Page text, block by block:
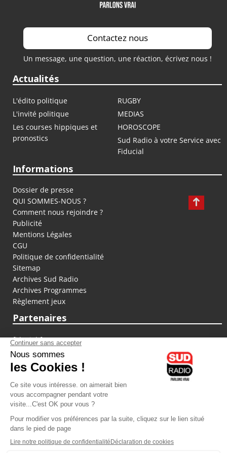
Contactez nous
Un message, une question, une réaction, écrivez nous !
Actualités
L'édito politique
RUGBY
L'invité politique
MEDIAS
Les courses hippiques et
pronostics
HOROSCOPE
Sud Radio à votre Service avec
Fiducial
Informations
Dossier de presse
QUI SOMMES-NOUS ?
Comment nous rejoindre ?
Publicité
Mentions Légales
CGU
Politique de confidentialité
Sitemap
Archives Sud Radio
Archives Programmes
Règlement jeux
Partenaires
fiducial.fr
lyoncapitale.fr
olympique-et-lyonnais.com
L'application Iphone / Android
Téléchargez l'application
Les cookies